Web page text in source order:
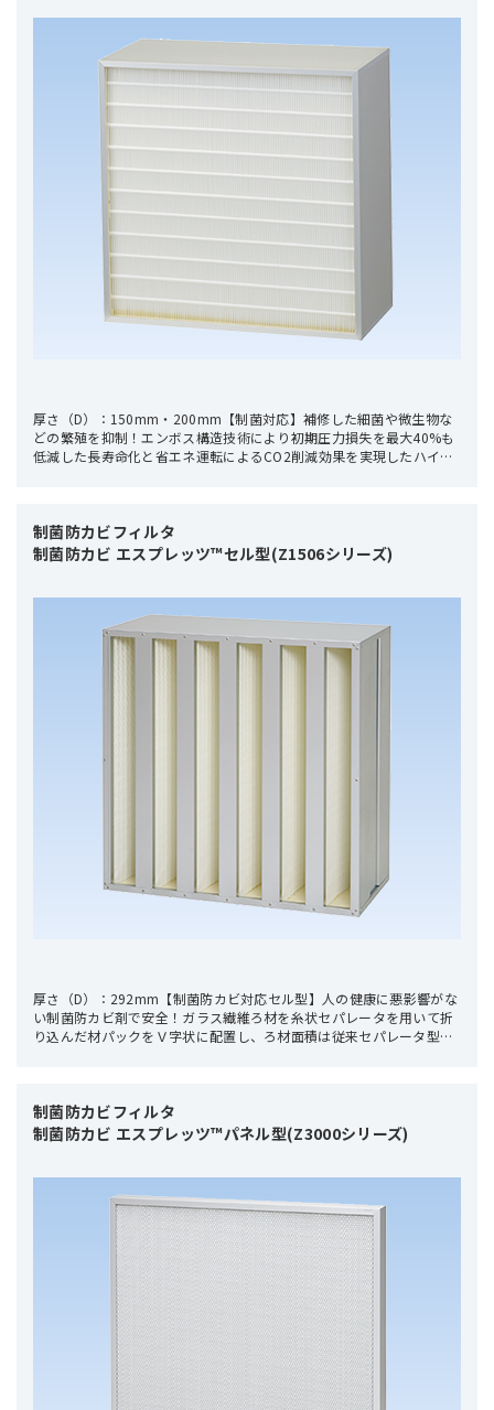
厚さ（D）：150mm・200mm【制菌対応】補修した細菌や微生物な
どの繁殖を抑制！エンボス構造技術により初期圧力損失を最大40%も
低減した長寿命化と省エネ運転によるCO2削減効果を実現したハイポ
制菌防カビフィルタ
制菌防カビ エスプレッツ™セル型(Z1506シリーズ)
厚さ（D）：292mm【制菌防カビ対応セル型】人の健康に悪影響がな
い制菌防カビ剤で安全！ガラス繊維ろ材を糸状セパレータを用いて折
り込んだ材パックをＶ字状に配置し、ろ材面積は従来セパレータ型の
制菌防カビフィルタ
制菌防カビ エスプレッツ™パネル型(Z3000シリーズ)